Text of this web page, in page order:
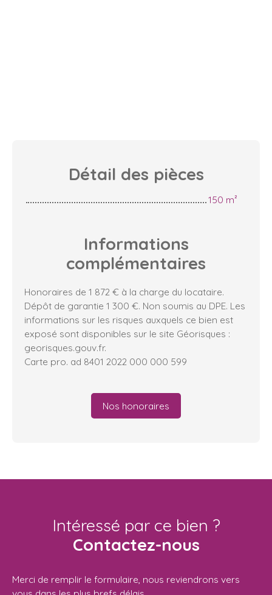
Détail des pièces
150 m²
Informations
complémentaires
Honoraires de 1 872 € à la charge du locataire.
Dépôt de garantie 1 300 €. Non soumis au DPE. Les
informations sur les risques auxquels ce bien est
exposé sont disponibles sur le site Géorisques :
georisques.gouv.fr.
Carte pro. ad 8401 2022 000 000 599
Nos honoraires
Intéressé par ce bien ?
Contactez-nous
Merci de remplir le formulaire, nous reviendrons vers